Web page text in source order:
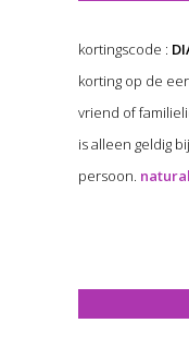
kortingscode :
korting op de
vriend of
is alleen geldig
persoon.